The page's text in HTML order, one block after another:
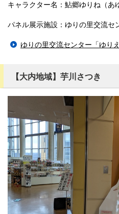
キャラクター名：鮎郷ゆりね（あ
パネル展示施設：ゆりの里交流セ
ゆりの里交流センター「ゆり
【大内地域】芋川さつき